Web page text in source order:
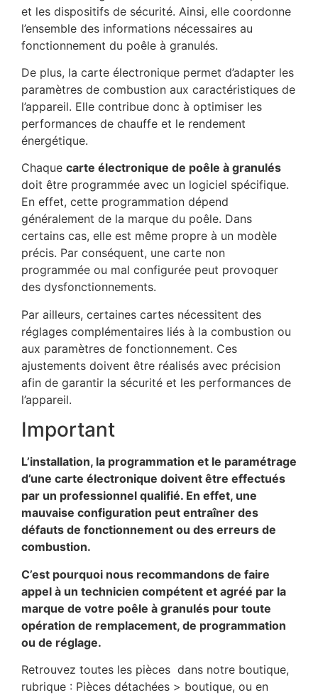
et les dispositifs de sécurité. Ainsi, elle coordonne
l’ensemble des informations nécessaires au
fonctionnement du poêle à granulés.
De plus, la carte électronique permet d’adapter les
paramètres de combustion aux caractéristiques de
l’appareil. Elle contribue donc à optimiser les
performances de chauffe et le rendement
énergétique.
Chaque carte électronique de poêle à granulés
doit être programmée avec un logiciel spécifique.
En effet, cette programmation dépend
généralement de la marque du poêle. Dans
certains cas, elle est même propre à un modèle
précis. Par conséquent, une carte non
programmée ou mal configurée peut provoquer
des dysfonctionnements.
Par ailleurs, certaines cartes nécessitent des
réglages complémentaires liés à la combustion ou
aux paramètres de fonctionnement. Ces
ajustements doivent être réalisés avec précision
afin de garantir la sécurité et les performances de
l’appareil.
Important
L’installation, la programmation et le paramétrage
d’une carte électronique doivent être effectués
par un professionnel qualifié. En effet, une
mauvaise configuration peut entraîner des
défauts de fonctionnement ou des erreurs de
combustion.
C’est pourquoi nous recommandons de faire
appel à un technicien compétent et agréé par la
marque de votre poêle à granulés pour toute
opération de remplacement, de programmation
ou de réglage.
Retrouvez toutes les pièces dans notre boutique,
rubrique : Pièces détachées > boutique, ou en